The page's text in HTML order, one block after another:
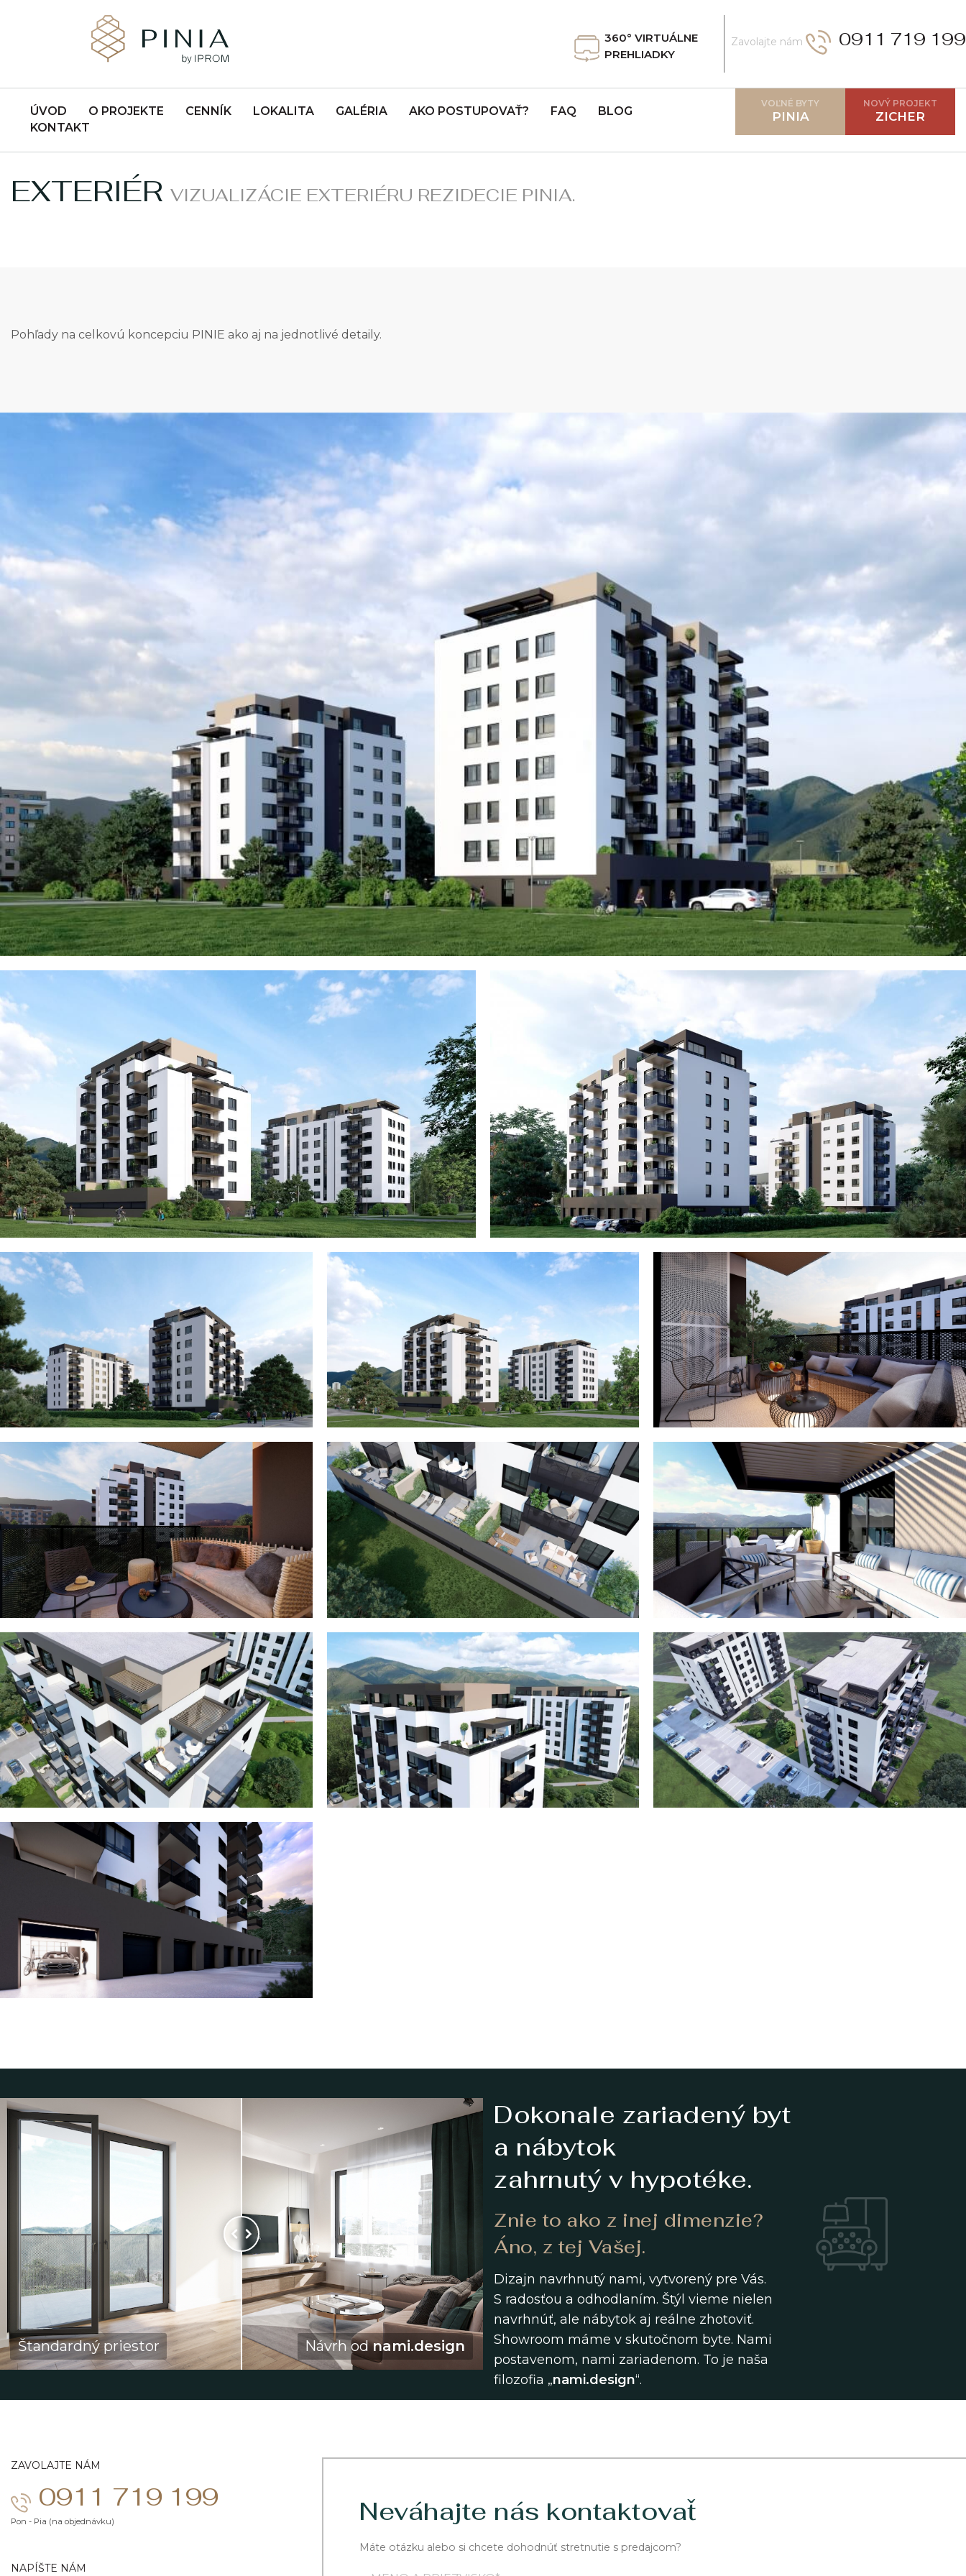
360° VIRTUÁLNE
PREHLIADKY
Zavolajte nám 0911 719 199
ÚVOD O PROJEKTE CENNÍK LOKALITA GALÉRIA AKO POSTUPOVAŤ? FAQ
BLOG
KONTAKT
VOĽNÉ BYTY
PINIA
NOVÝ PROJEKT
ZICHER
EXTERIÉR VIZUALIZÁCIE EXTERIÉRU REZIDECIE PINIA.
Pohľady na celkovú koncepciu PINIE ako aj na jednotlivé detaily.
Štandardný priestor Návrh odnami.design
Dokonale zariadený byt
a nábytok
zahrnutý v hypotéke.
Znie to ako z inej dimenzie?
Áno, z tej Vašej.
Dizajn navrhnutý nami, vytvorený pre Vás.
S radosťou a odhodlaním. Štýl vieme nielen
navrhnúť, ale nábytok aj reálne zhotoviť.
Showroom máme v skutočnom byte. Nami
postavenom, nami zariadenom. To je naša
filozofia „nami.design“.
ZAVOLAJTE NÁM
0911 719 199
Pon - Pia (na objednávku)
NAPÍŠTE NÁM
Neváhajte nás kontaktovať
Máte otázku alebo si chcete dohodnúť stretnutie s predajcom?